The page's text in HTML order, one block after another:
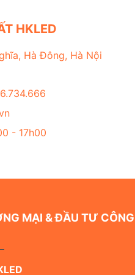
HKLED
Hà Đông, Hà Nội
- 17h00
MẠI & ĐẦU TƯ CÔNG